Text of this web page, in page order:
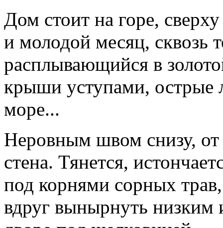
Дом стоит на горе,
и молодой месяц, сквозь
расплывающийся в
крыши уступами, острые
море...
Неровным швом снизу, от
стена. Тянется,
под корнями сорных
вдруг вынырнуть низким